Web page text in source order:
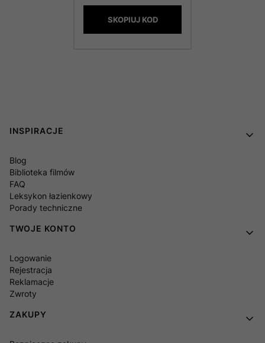
SKOPIUJ KOD
Linki w stopce
INSPIRACJE
Blog
Biblioteka filmów
FAQ
Leksykon łazienkowy
Porady techniczne
TWOJE KONTO
Logowanie
Rejestracja
Reklamacje
Zwroty
ZAKUPY